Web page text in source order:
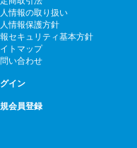
情報の取り扱い
情報保護方針
セキュリティ基本方針
トマップ
い合わせ
イン
会員登録